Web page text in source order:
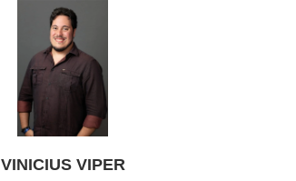
VINICIUS VIPER